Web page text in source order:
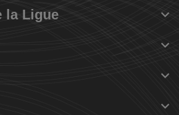
la Ligue 


